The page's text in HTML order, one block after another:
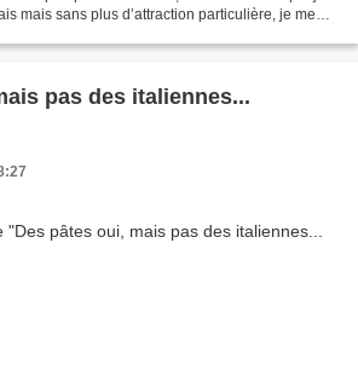
mais sans plus d’attraction particulière, je me
pas des italiennes...